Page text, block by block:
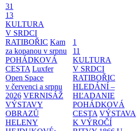
31
13
KULTURA
V SRDCI
RATIBOŘIC Kam
za kopanou v srpnu
POHÁDKOVÁ
CESTA Luxfer
Open Space
v červenci a srpnu
2026 VERNISÁŽ
VÝSTAVY
OBRAZŮ
HELENY
1
11
KULTURA
V SRDCI
RATIBOŘIC
HLEDÁNÍ –
HĽADANIE
POHÁDKOVÁ
CESTA VÝSTAVA
K VÝROČÍ